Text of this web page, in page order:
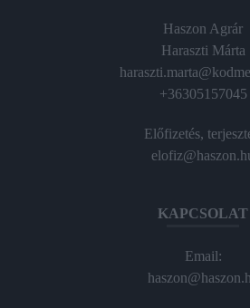
Haszon Agrár
Haraszti Márta
+36305157045
Előfizetés,
KAPCSOLAT
Email: